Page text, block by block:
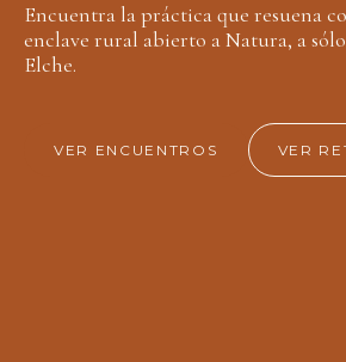
Encuentra la práctica que resuena
enclave rural abierto a Natura, a
Elche.
VER ENCUENTROS VER